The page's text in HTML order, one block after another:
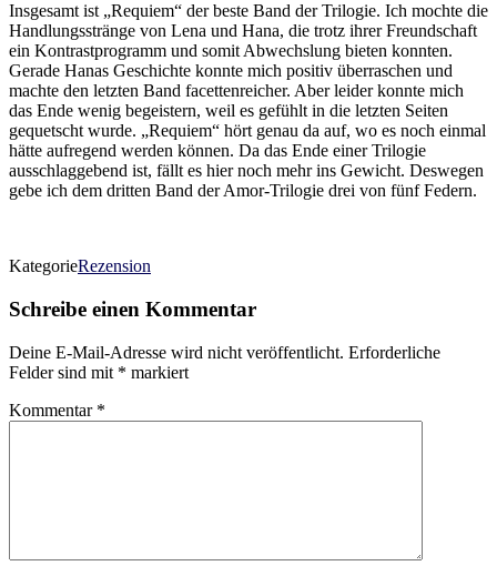
Insgesamt ist „Requiem“ der beste Band der Trilogie. Ich mochte die
Handlungsstränge von Lena und Hana, die trotz ihrer Freundschaft
ein Kontrastprogramm und somit Abwechslung bieten konnten.
Gerade Hanas Geschichte konnte mich positiv überraschen und
machte den letzten Band facettenreicher. Aber leider konnte mich
das Ende wenig begeistern, weil es gefühlt in die letzten Seiten
gequetscht wurde. „Requiem“ hört genau da auf, wo es noch einmal
hätte aufregend werden können. Da das Ende einer Trilogie
ausschlaggebend ist, fällt es hier noch mehr ins Gewicht. Deswegen
gebe ich dem dritten Band der Amor-Trilogie drei von fünf Federn.
KategorieRezension
Schreibe einen Kommentar
Deine E-Mail-Adresse wird nicht veröffentlicht. Erforderliche
Felder sind mit * markiert
Kommentar *